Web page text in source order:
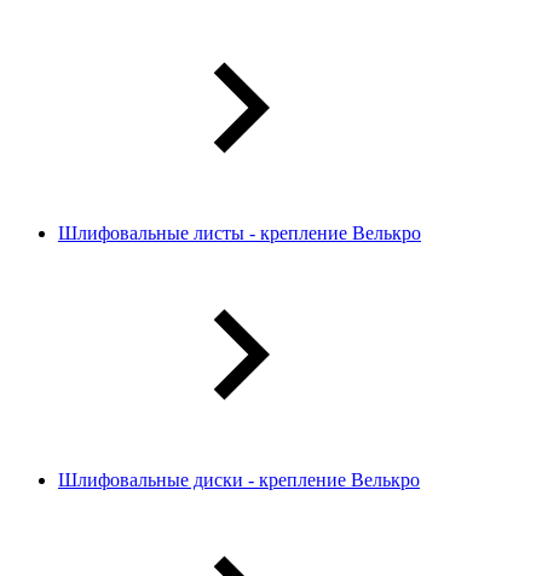
Шлифовальные листы - крепление Велькро
Шлифовальные диски - крепление Велькро